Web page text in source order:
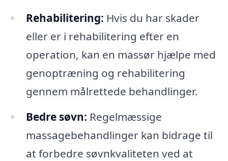
Rehabilitering: Hvis du har skader
eller er i rehabilitering efter en
operation, kan en massør hjælpe med
genoptræning og rehabilitering
gennem målrettede behandlinger.
Bedre søvn: Regelmæssige
massagebehandlinger kan bidrage til
at forbedre søvnkvaliteten ved at